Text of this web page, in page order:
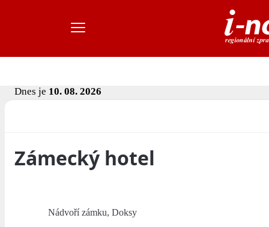
Dnes je 10. 08. 2026
Zámecký hotel
Nádvoří zámku, Doksy